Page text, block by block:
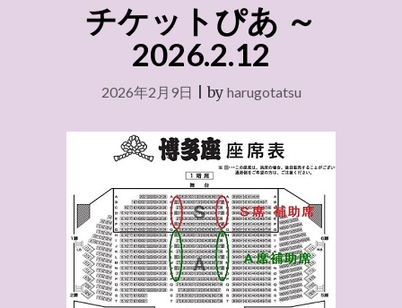
＋
席"
チケットぴあ ～
2026.2.12
2026年2月9日 |by harugotatsu